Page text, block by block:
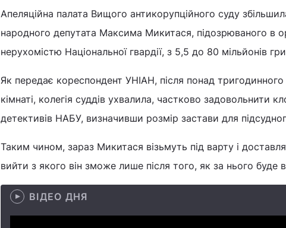
Апеляційна палата Вищого антикорупційного суду
народного депутата Максима Микитася, підозрюваного в
нерухомістю Національної гвардії, з 5,5 до 80 мільйонів
Як передає кореспондент УНІАН, після понад тригодинного
кімнаті, колегія суддів ухвалила, частково задовольнити
детективів НАБУ, визначивши розмір застави для
Таким чином, зараз Микитася візьмуть під варту і
вийти з якого він зможе лише після того, як за нього буде
ВІДЕО ДНЯ